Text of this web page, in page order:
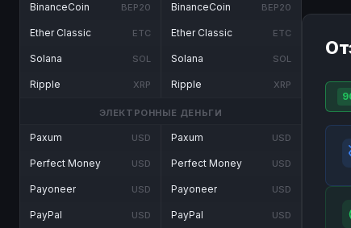
BinanceCoin BEP20
Ether Classic ETC
Solana SOL
Ripple XRP
BinanceCoin BEP20
Ether Classic ETC
Solana SOL
Ripple XRP
ЭЛЕКТРОННЫЕ ДЕНЬГИ
Paxum USD
Perfect Money USD
Payoneer USD
PayPal USD
Paxum USD
Perfect Money USD
Payoneer USD
PayPal USD